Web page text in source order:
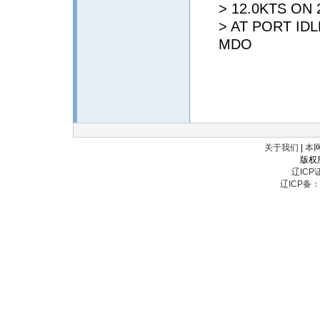
> 12.0KTS ON
> AT PORT
MDO
关于我们
本
版权
辽ICP
辽ICP备